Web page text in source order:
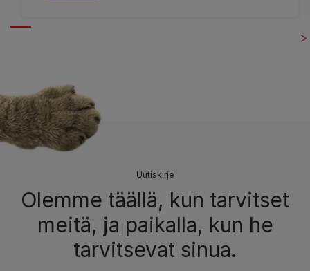
Uutiskirje
Olemme täällä, kun tarvitset
meitä, ja paikalla, kun he
tarvitsevat sinua.